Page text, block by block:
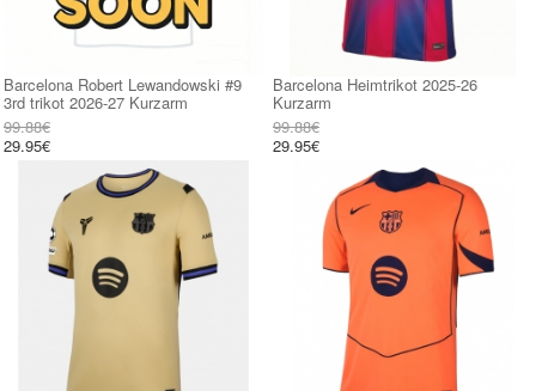
Barcelona Robert Lewandowski #9
3rd trikot 2026-27 Kurzarm
99.88€
29.95€
Barcelona Heimtrikot 2025-26
Kurzarm
99.88€
29.95€